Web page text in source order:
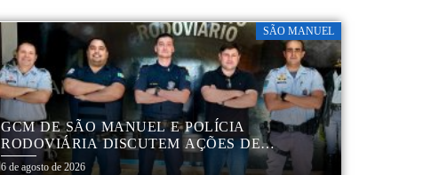
SÃO MANUEL
GCM DE SÃO MANUEL E POLÍCIA
RODOVIÁRIA DISCUTEM AÇÕES DE
EDUCAÇÃO E SEGURANÇA NO TRÂNSITO
6 de agosto de 2026